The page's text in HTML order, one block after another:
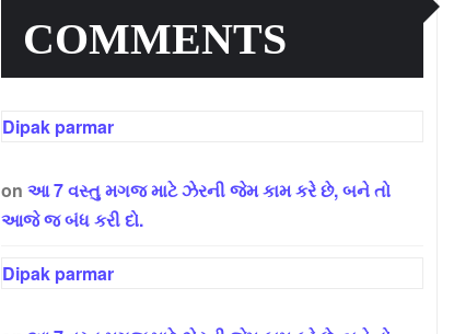
COMMENTS
Dipak parmar
on આ 7 વસ્તુ મગજ માટે ઝેરની જેમ કામ કરે છે, બને તો
આજે જ બંધ કરી દો.
Dipak parmar